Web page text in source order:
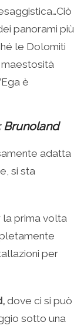
panorami più
le Dolomiti
è
Brunoland
adatta
si sta
prima volta
per
dove ci si può
sotto una